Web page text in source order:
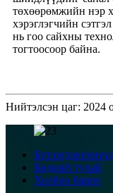
төхөөрөмжийн нэр
хэрэглэгчийн
нь гоо сайхны
тогтоосоор байна.
Нийтэлсэн цаг: 2024
Бидний тухай
Холбоо барих